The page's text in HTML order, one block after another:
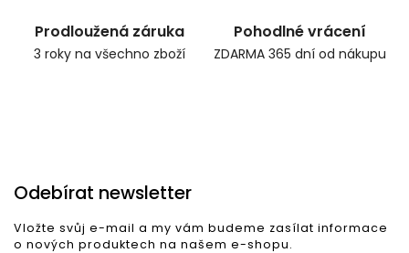
Prodloužená záruka
3 roky na všechno zboží
Pohodlné vrácení
ZDARMA 365 dní od nákupu
Odebírat newsletter
Vložte svůj e-mail a my vám budeme zasílat informace
o nových produktech na našem e-shopu.